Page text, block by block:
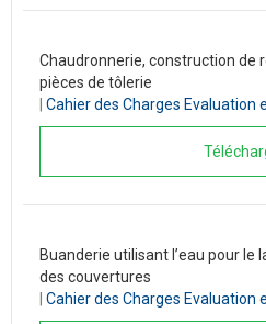
Chaudronnerie, construction de
pièces de tôlerie
Cahier des Charges Evaluation
Buanderie utilisant l’eau pour
des couvertures
Cahier des Charges Evaluation